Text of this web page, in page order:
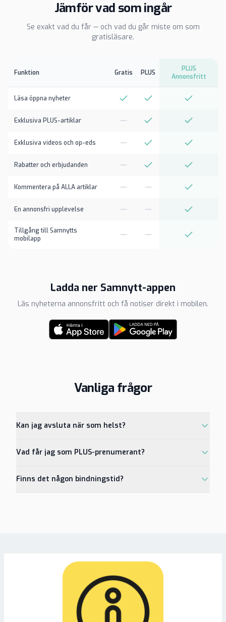
Jämför vad som ingår
Se exakt vad du får — och vad du går miste om som
gratisläsare.
Funktion Gratis PLUS
PLUS
Annonsfritt
Läsa öppna nyheter
Exklusiva PLUS-artiklar
Exklusiva videos och op-eds
Rabatter och erbjudanden
Kommentera på ALLA artiklar
En annonsfri upplevelse
Tillgång till Samnytts
mobilapp
Ladda ner Samnytt-appen
Läs nyheterna annonsfritt och få notiser direkt i mobilen.
Vanliga frågor
Kan jag avsluta när som helst?
Vad får jag som PLUS-prenumerant?
Finns det någon bindningstid?